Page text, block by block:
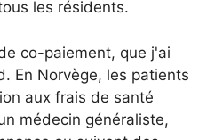
les résidents.
co-paiement, que j'ai
En Norvège, les patients
aux frais de santé
médecin généraliste,